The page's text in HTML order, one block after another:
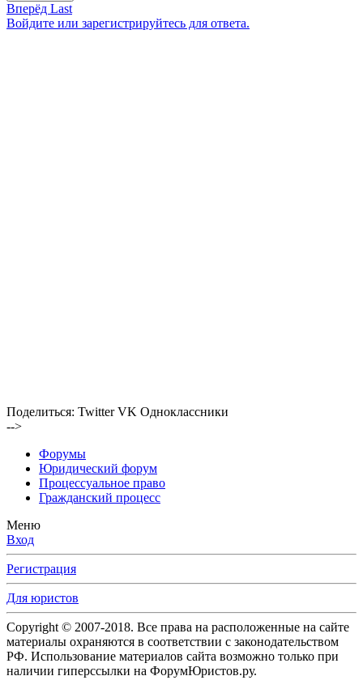
Вперёд Last
Войдите или зарегистрируйтесь для ответа.
Поделиться: Twitter VK Одноклассники
-->
Форумы
Юридический форум
Процессуальное право
Гражданский процесс
Меню
Вход
Регистрация
Для юристов
Copyright © 2007-2018. Все права на расположенные на сайте
материалы охраняются в соответствии с законодательством
РФ. Использование материалов сайта возможно только при
наличии гиперссылки на ФорумЮристов.ру.